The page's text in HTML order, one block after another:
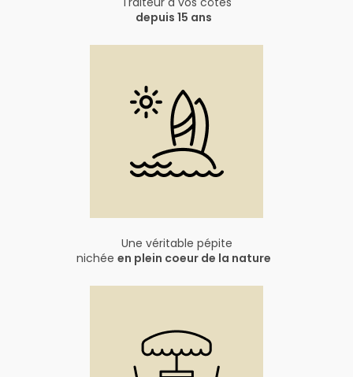
depuis 15 ans
Une véritable pépite
nichée en plein coeur de la nature